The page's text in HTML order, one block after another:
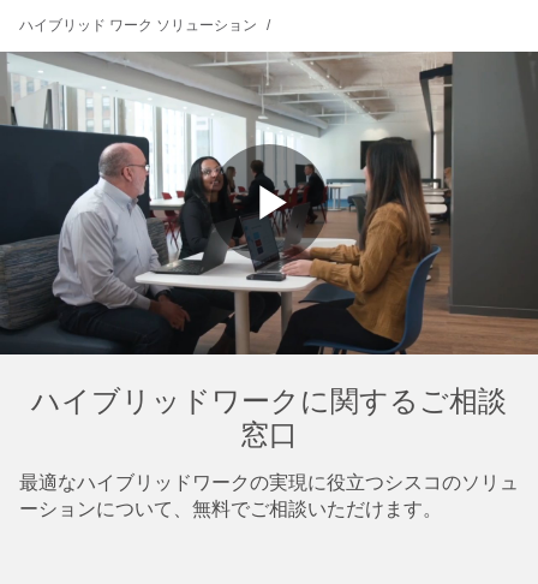
ハイブリッド ワーク ソリューション
Play
Video
ハイブリッドワークに関するご相談
窓口
最適なハイブリッドワークの実現に役立つシスコのソリュ
ーションについて、無料でご相談いただけます。